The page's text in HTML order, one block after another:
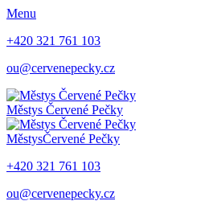
Menu
+420 321 761 103
ou@cervenepecky.cz
Městys Červené Pečky
MěstysČervené Pečky
+420 321 761 103
ou@cervenepecky.cz